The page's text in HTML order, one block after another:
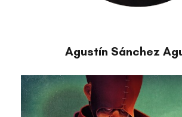
Agustín Sánchez